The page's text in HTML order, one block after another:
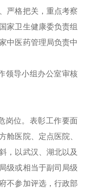
严格把关，重点考察
家卫生健康委负责组
中医药管理局负责中
导小组办公室审核
位。表彰工作要面
舱医院、定点医院、
，以武汉、湖北以及
级或相当于副司局级
不参加评选，行政部